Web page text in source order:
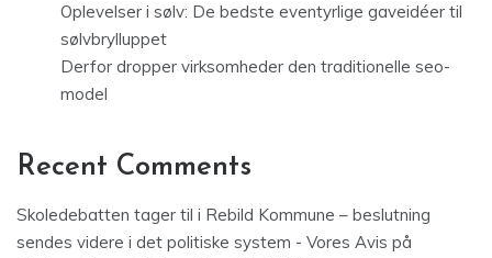
Oplevelser i sølv: De bedste eventyrlige gaveidéer til
sølvbrylluppet
Derfor dropper virksomheder den traditionelle seo-
model
Recent Comments
Skoledebatten tager til i Rebild Kommune – beslutning
sendes videre i det politiske system - Vores Avis på